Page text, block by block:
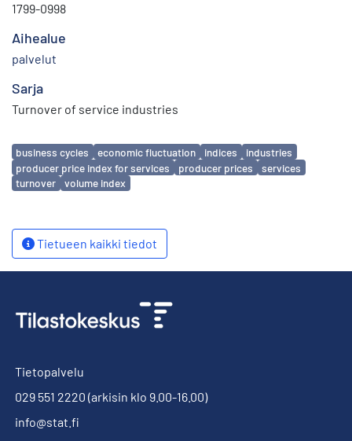
1799-0998
Aihealue
palvelut
Sarja
Turnover of service industries
Avainsanat
business cycles economic fluctuation indices
industries
producer price index for services
producer prices
services
turnover
volume index
Tietueen kaikki tiedot
Tietopalvelu
029 551 2220 (arkisin klo 9.00-16.00)
info@stat.fi